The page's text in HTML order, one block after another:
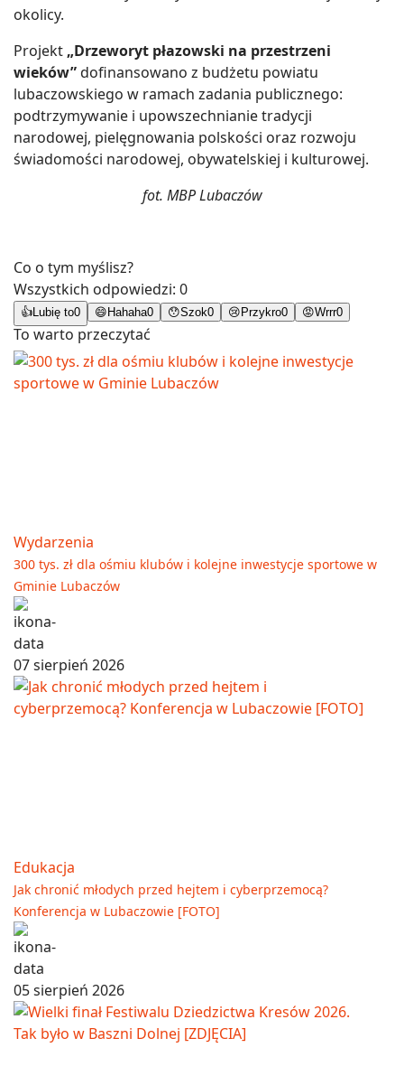
okolicy.
Projekt „Drzeworyt płazowski na przestrzeni
wieków”dofinansowano z budżetu powiatu
lubaczowskiego w ramach zadania publicznego:
podtrzymywanie i upowszechnianie tradycji
narodowej, pielęgnowania polskości oraz rozwoju
świadomości narodowej, obywatelskiej i kulturowej.
fot. MBP Lubaczów
Co o tym myślisz?
Wszystkich odpowiedzi: 0
👍 Lubię to0 😄 Hahaha0 😯Szok0 😢 Przykro0 😡Wrrr0
To warto przeczytać
Wydarzenia
300 tys. zł dla ośmiu klubów i kolejne inwestycje sportowe w
Gminie Lubaczów
07 sierpień 2026
Edukacja
Jak chronić młodych przed hejtem i cyberprzemocą?
Konferencja w Lubaczowie [FOTO]
05 sierpień 2026